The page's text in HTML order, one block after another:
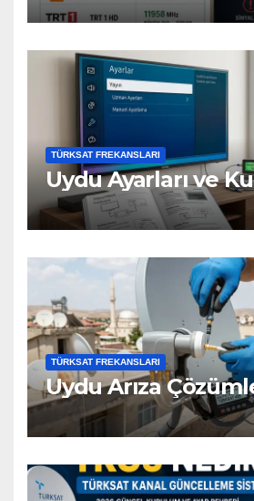
TÜRKSAT FREKANSLARI
Uydu Ayarları ve
TÜRKSAT FREKANSLARI
Uydu Arıza